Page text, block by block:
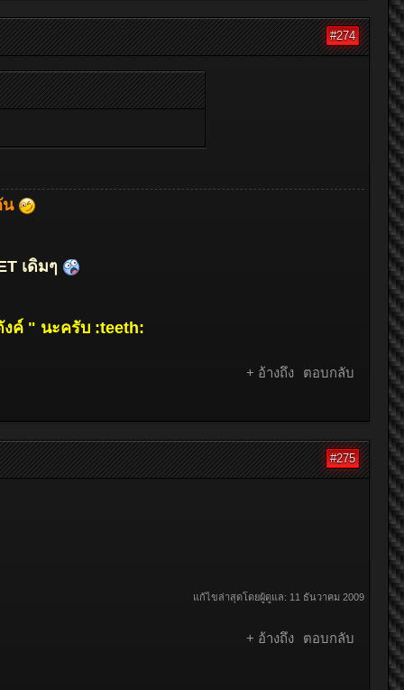
#274
น
เดิมๆ
งค์ " นะครับ :teeth:​
+ อ้างถึง ตอบกลับ
#275
แก้ไขล่าสุดโดยผู้ดูแล: 11 ธันวาคม 2009
+ อ้างถึง ตอบกลับ